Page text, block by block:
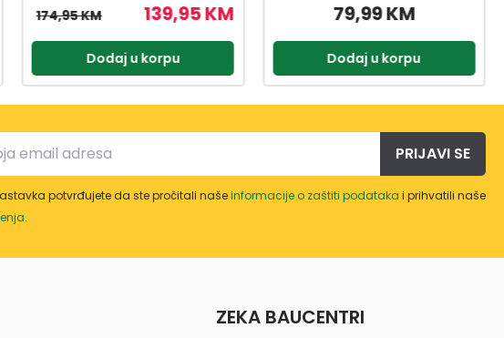
79,99 KM
Dodaj u korpu
Nedostupno
Pogledaj
PRIJAVI SE
potvrđujete da ste pročitali našeinformacije o zaštiti podataka i prihvatili naše
.
ZEKA BAUCENTRI